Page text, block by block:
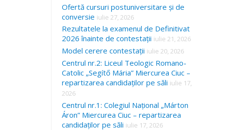
Ofertă cursuri postuniversitare și de
conversie iulie 27, 2026
Rezultatele la examenul de Definitivat
2026 înainte de contestații iulie 21, 2026
Model cerere contestații iulie 20, 2026
Centrul nr.2: Liceul Teologic Romano-
Catolic „Segítő Mária” Miercurea Ciuc –
repartizarea candidaților pe săli iulie 17,
2026
Centrul nr.1: Colegiul Național „Márton
Áron” Miercurea Ciuc – repartizarea
candidaților pe săli iulie 17, 2026